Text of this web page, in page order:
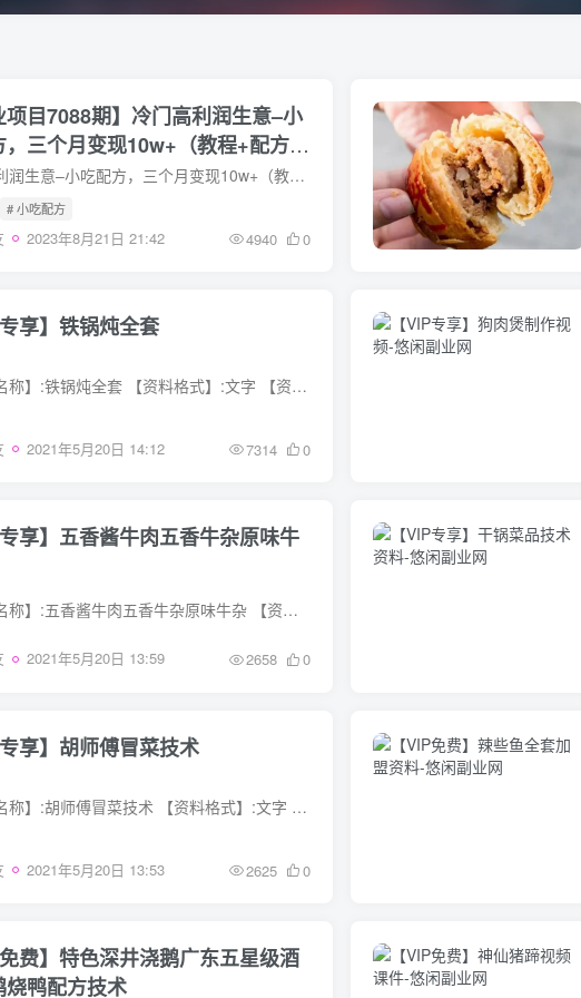
项目7088期】冷门高利润生意–小
，三个月变现10w+（教程+配方资
冷门高利润生意–小吃配方，三个月变现10w+（教程+配方资料） 加入会员，可免费下载所有副业项目的详细实操教程！ 这期给大家介绍一个冷门项目，小吃配方，身边有学员靠这个项目三个月收了10w+...
# 小吃配方
2023年8月21日 21:42 4940 0
专享】铁锅炖全套
【资料名称】:铁锅炖全套 【资料格式】:文字 【资料描述】 文字资料
2021年5月20日 14:12 7314 0
专享】五香酱牛肉五香牛杂原味牛
【资料名称】:五香酱牛肉五香牛杂原味牛杂 【资料格式】:文字 【资料描述】 文字资料
2021年5月20日 13:59 2658 0
专享】胡师傅冒菜技术
【资料名称】:胡师傅冒菜技术 【资料格式】:文字 【资料描述】 文字资料
2021年5月20日 13:53 2625 0
免费】特色深井浇鹅广东五星级酒
烧鸭配方技术